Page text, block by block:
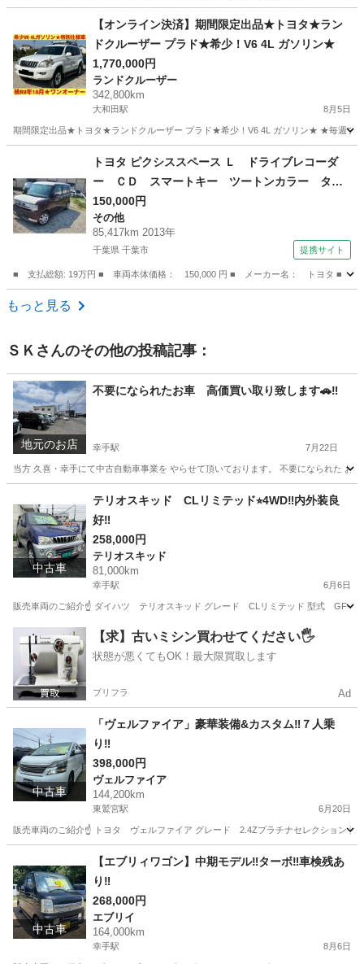
カローラフィールダー
【オンライン決済】期間限定出品★トヨタ★ラン
ドクルーザー プラド★希少！V6 4L ガソリン★
1,770,000円
ランドクルーザー
342,800km
大和田駅 8月5日
期間限定出品★トヨタ★ランドクルーザー プラド★希少！V6 4L ガソリン★ ★毎週プ
さいたま市 大和田駅 ランドクルーザー
トヨタ ピクシススペース Ｌ ドライブレコーダ
ー ＣＤ スマートキー ツートンカラー タイ
ヤホイール１４インチ 走行距離８５０００キロ
（車検整備付）
150,000円
その他
85,417km 2013年
千葉県 千葉市 提携サイト
■ 支払総額: 19万円 ■ 車両本体価格： 150,000 円 ■ メーカー名： トヨタ ■
千葉 千葉市
もっと見る
ＳＫ さんのその他の投稿記事：
地元のお店
不要になられたお車 高価買い取り致します🚗‼️
幸手駅 7月22日
当方 久喜・幸手にて中古自動車事業を やらせて頂いております。 不要になられた お
幸手駅 その他 自動車
中古車
テリオスキッド CLリミテッド⭐︎4WD‼︎内外装良
好‼︎
258,000円
テリオスキッド
81,000km
幸手駅 6月6日
販売車両のご紹介☝️ ダイハツ テリオスキッド グレード CLリミテッド 型式 GF-
埼玉 幸手市 幸手駅 テリオスキッド リミテッド
【求】古いミシン買わせてください🖐️
状態が悪くてもOK！最大限買取します
プリフラ Ad
中古車
「ヴェルファイア」豪華装備&カスタム‼︎７人乗
り‼︎
398,000円
ヴェルファイア
144,200km
東鷲宮駅 6月20日
販売車両のご紹介☝️ トヨタ ヴェルファイア グレード 2.4Zプラチナセレクショ
東鷲宮駅 ヴェルファイア
中古車
【エブリィワゴン】中期モデル‼︎ターボ‼︎車検残あ
り‼︎
268,000円
エブリイ
164,000km
幸手駅 8月6日